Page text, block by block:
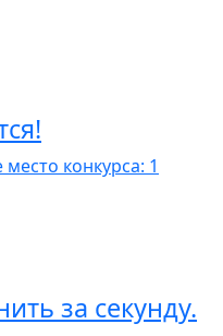
конкурса: 1
за секунду.